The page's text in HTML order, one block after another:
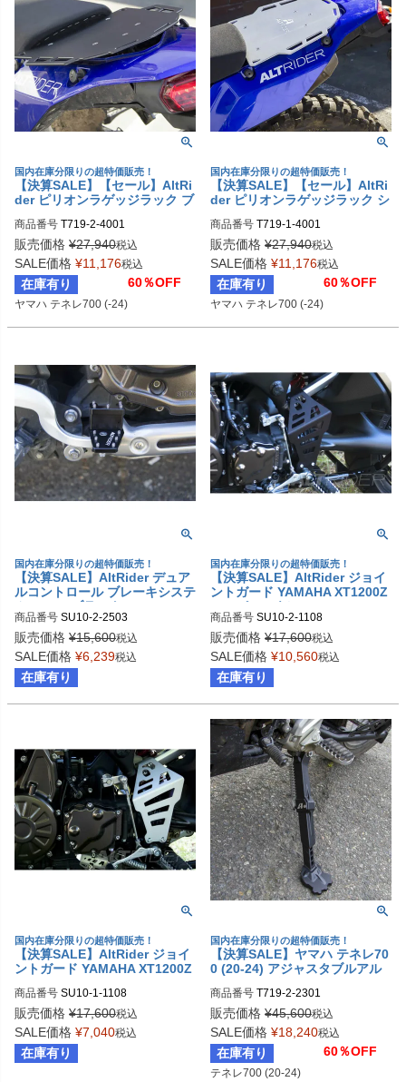
国内在庫分限りの超特価販売！
【決算SALE】【セール】AltRi
der ピリオンラゲッジラック ブ
AHA テネレ700
商品番号 T719-2-4001
販売価格 ¥27,940税込
SALE価格 ¥11,176税込
在庫有り 60％OFF
ヤマハ テネレ700 (-24)
国内在庫分限りの超特価販売！
【決算SALE】【セール】AltRi
der ピリオンラゲッジラック シ
AHA テネレ700
商品番号 T719-1-4001
販売価格 ¥27,940税込
SALE価格 ¥11,176税込
在庫有り 60％OFF
ヤマハ テネレ700 (-24)
国内在庫分限りの超特価販売！
【決算SALE】AltRider デュア
ルコントロール ブレーキシステ
ム 32mm ブラック YAMAHA X
T1200Z スーパーテネレ
商品番号 SU10-2-2503
販売価格 ¥15,600税込
SALE価格 ¥6,239税込
在庫有り
国内在庫分限りの超特価販売！
【決算SALE】AltRider ジョイ
ントガード YAMAHA XT1200Z
スーパーテネレ (-2013)
商品番号 SU10-2-1108
販売価格 ¥17,600税込
SALE価格 ¥10,560税込
在庫有り
国内在庫分限りの超特価販売！
【決算SALE】AltRider ジョイ
ントガード YAMAHA XT1200Z
商品番号 SU10-1-1108
販売価格 ¥17,600税込
SALE価格 ¥7,040税込
在庫有り
国内在庫分限りの超特価販売！
【決算SALE】ヤマハ テネレ70
0 (20-24) アジャスタブルアル
商品番号 T719-2-2301
販売価格 ¥45,600税込
SALE価格 ¥18,240税込
在庫有り 60％OFF
テネレ700 (20-24)